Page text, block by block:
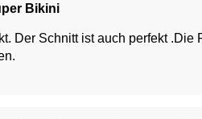
Bikini
Der Schnitt ist auch perfekt .Die